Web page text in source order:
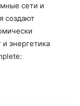
сети и
создают
и энергетика